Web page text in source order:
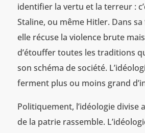
identifier la vertu et la terreur :
Staline, ou même Hitler. Dans
elle récuse la violence brute
d’étouffer toutes les traditions
son schéma de société.
ferment plus ou moins grand
Politiquement, l’idéologie divise
de la patrie rassemble.